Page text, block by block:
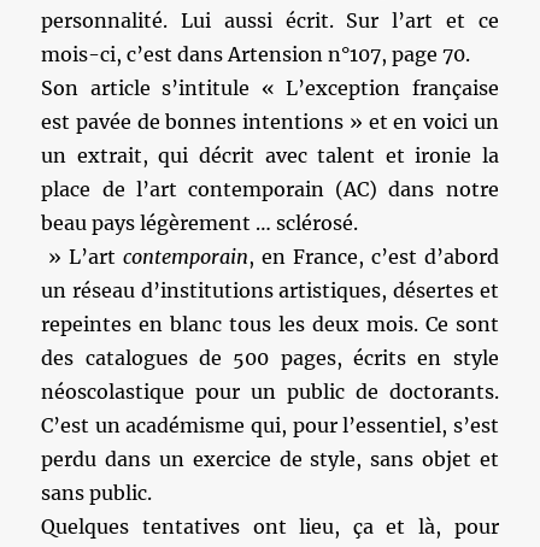
personnalité. Lui aussi écrit. Sur l’art et ce
mois-ci, c’est dans Artension n°107, page 70.
Son article s’intitule « L’exception française
est pavée de bonnes intentions » et en voici un
un extrait, qui décrit avec talent et ironie la
place de l’art contemporain (AC) dans notre
beau pays légèrement … sclérosé.
» L’artcontemporain, en France, c’est d’abord
un réseau d’institutions artistiques, désertes et
repeintes en blanc tous les deux mois. Ce sont
des catalogues de 500 pages, écrits en style
néoscolastique pour un public de doctorants.
C’est un académisme qui, pour l’essentiel, s’est
perdu dans un exercice de style, sans objet et
sans public.
Quelques tentatives ont lieu, ça et là, pour